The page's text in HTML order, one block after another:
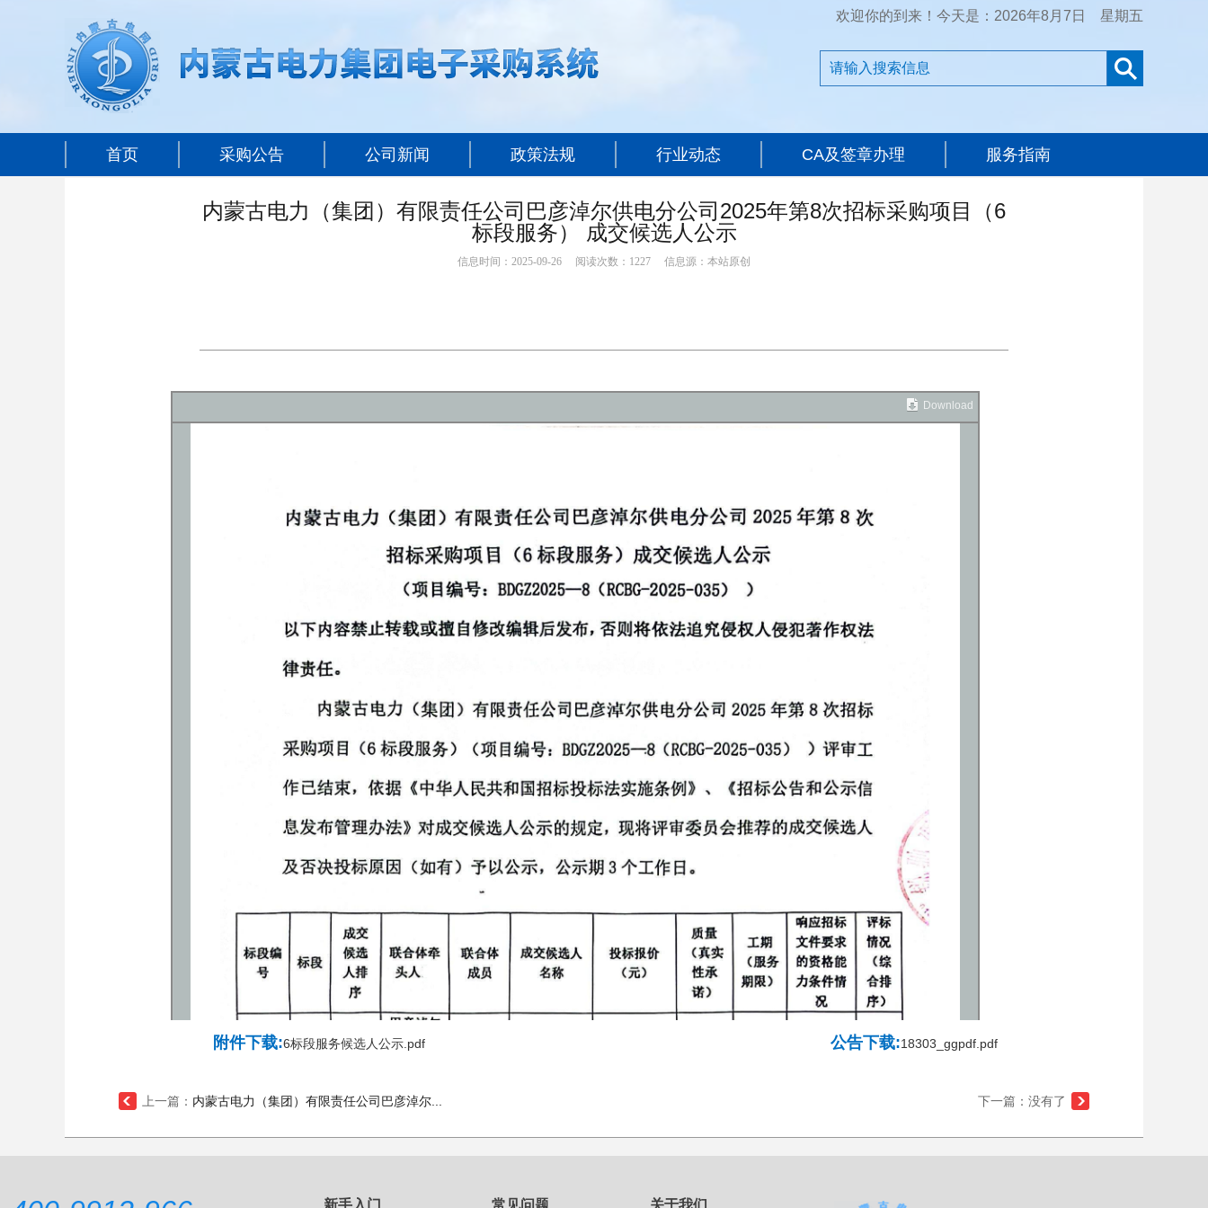
欢迎你的到来！今天是：2026年8月7日 星期五
首页 采购公告 公司新闻 政策法规 行业动态 CA及签章办理 服务指南
内蒙古电力（集团）有限责任公司巴彦淖尔供电分公司2025年第8次招标采购项目（6
标段服务） 成交候选人公示
信息时间：2025-09-26 阅读次数： 1227 信息源：本站原创
公告下载:18303_ggpdf.pdf
附件下载:6标段服务候选人公示.pdf
上一篇： 内蒙古电力（集团）有限责任公司巴彦淖尔... 下一篇：没有了
新手入门 常见问题 关于我们